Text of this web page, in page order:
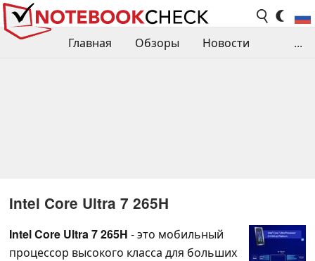
Главная Обзоры
Новости
...
Intel Core Ultra 7 265H
Intel Core Ultra 7 265H - это мобильный
процессор высокого класса для больших